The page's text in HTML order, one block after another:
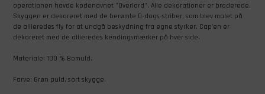
operationen havde kodenavnet "Overlord". Alle dekorationer er broderede.
Skyggen er dekoreret med de berømte D-dags-striber, som blev malet på
de allieredes fly for at undgå beskydning fra egne styrker. Cap'en er
dekoreret med de allieredes kendingsmærker på hver side.
Materiale: 100 % Bomuld.
​Farve: Grøn puld, sort skygge.